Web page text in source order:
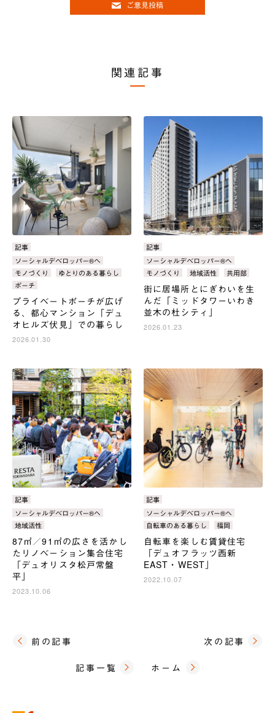
ご意見投稿
関連記事
カ
テ
ゴ
リ：
記事
タ
グ：
ソーシャルデベロッパー®へ
モノづくり
ゆとりのある暮らし
ポーチ
プライベートポーチが広げ
る、都心マンション「デュ
オヒルズ伏見」での暮らし
2026.01.30
カ
テ
ゴ
リ：
記事
タ
グ：
ソーシャルデベロッパー®へ
モノづくり
地域活性 共用部
街に居場所とにぎわいを生
んだ「ミッドタワーいわき
並木の杜シティ」
2026.01.23
カ
テ
ゴ
リ：
記事
タ
グ：
ソーシャルデベロッパー®へ
地域活性
87㎡／91㎡の広さを活かし
たリノベーション集合住宅
「デュオリスタ松戸常盤
平」
2023.10.06
カ
テ
ゴ
リ：
記事
タ
グ：
ソーシャルデベロッパー®へ
自転車のある暮らし
福岡
自転車を楽しむ賃貸住宅
「デュオフラッツ西新
EAST・WEST」
2022.10.07
前の記事
記事一覧 ホーム
次の記事